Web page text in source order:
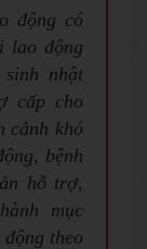
động có
lao động
nhật
cấp cho
cảnh khó
bệnh
hỗ trợ,
mục
theo